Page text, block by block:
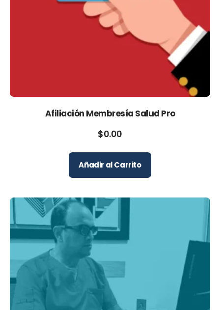
Afiliación Membresía Salud Pro
$0.00
Añadir al Carrito